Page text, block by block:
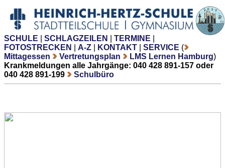
SCHULE SCHLAGZEILEN TERMINE
FOTOSTRECKEN
A-Z KONTAKT SERVICE (
Mittagessen
Vertretungsplan LMS Lernen Hamburg)
Krankmeldungen alle Jahrgänge: 040 428 891-157 oder
040 428 891-199
Schulbüro